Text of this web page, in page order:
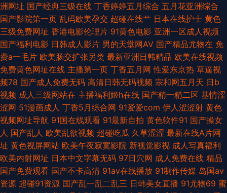
操人人摸人人 亚洲成人漫画网址 97超碰96超碰 岛国AV搬运工 精品在线日本
有码 色香焦伊人久久 91传媒入口 草比电影网 国产无线好看资源 美女做爱视
频久久 少妇导航福利 51人人超碰 阿v在线观看 韩国AⅤ中文字幕 欧美性爱综
合网站 香蕉视频app 97草草 国产精品呦伦视频 欧美成人网站 午夜性交影院
97超碰网 福利社在线视频 久久在想5 五月花电影网 97视频国产 国语对白精
品 女优在线观看 天天操无码 91九色蝌蚪视频 草逼资源导航 激情在线网 日本
3级中文字幕 91工厂熟女露脸 丁香福利社 老司机日日夜夜 日韩视频一区 在
綫艹擦自拍 ts伪娘性爱网 黑丝足交后入 欧洲AV网站 亚洲操逼图片网 操女人
洲网址 国产经典三级在线 丁香婷婷五月综合 五月花亚洲综合
国产影院第一页 乱码欧美孕交 超碰在线艹 日本在线护士 黄色
三级免费网址 香港电影伦理片 91黄色电影 亚洲一区成人视频
国产福利电影 日韩成人影片 男的天堂网AV 国产精品尤物在 免
费a一毛片 欧美肠交扩张另类 最新亚洲日韩精品 欧美在线视频
免费黄色网址在线 主播第一页 丁香五月网 性爱东京热 草逼视
频78 国产成人免费无码 高清日韩无码视频 宗和网五月天 日b
视频 成人三级网站在 主播福利姬h在线 国产精一精二区 基情涩
涩网 51漫画成人 丁香5月综合网 91爱爱com 伊人涩涩射 黄色
视频网址导航 91国在线观看 91最新自拍 黄色软件91 国产操女
人 国产乱人 欧美乱欲视频 超碰吃瓜 久草涩涩 最新在线A片网
址 黄色视屏网站 欧美午夜寂寞影院 新视觉影视 成人写真福利
欧美内射网址 日本中文字幕无码 97日穴网 成人免费在线 精品
国产免费观看 国产不卡高清 91av在线播放 91制作传媒 岛国av
资源 超碰91资源 国产乱一乱二乱三 日韩美女直播 91尤物69 蜜